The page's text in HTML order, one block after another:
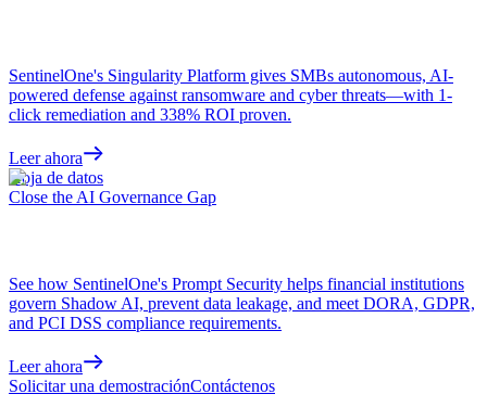
SentinelOne's Singularity Platform gives SMBs autonomous, AI-
powered defense against ransomware and cyber threats—with 1-
click remediation and 338% ROI proven.
Leer ahora
Hoja de datos
Close the AI Governance Gap
See how SentinelOne's Prompt Security helps financial institutions
govern Shadow AI, prevent data leakage, and meet DORA, GDPR,
and PCI DSS compliance requirements.
Leer ahora
Solicitar una demostraciónContáctenos